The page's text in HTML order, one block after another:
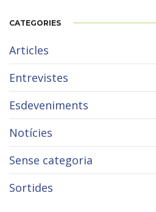
CATEGORIES
Articles
Entrevistes
Esdeveniments
Notícies
Sense categoria
Sortides